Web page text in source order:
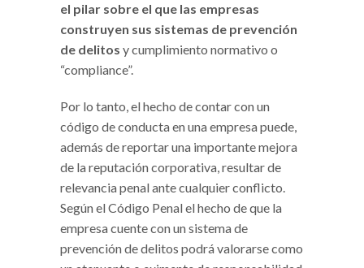
el pilar sobre el que las empresas
construyen sus sistemas de prevención
de delitos y cumplimiento normativo o
“compliance”.
Por lo tanto, el hecho de contar con un
código de conducta en una empresa puede,
además de reportar una importante mejora
de la reputación corporativa, resultar de
relevancia penal ante cualquier conflicto.
Según el Código Penal el hecho de que la
empresa cuente con un sistema de
prevención de delitos podrá valorarse como